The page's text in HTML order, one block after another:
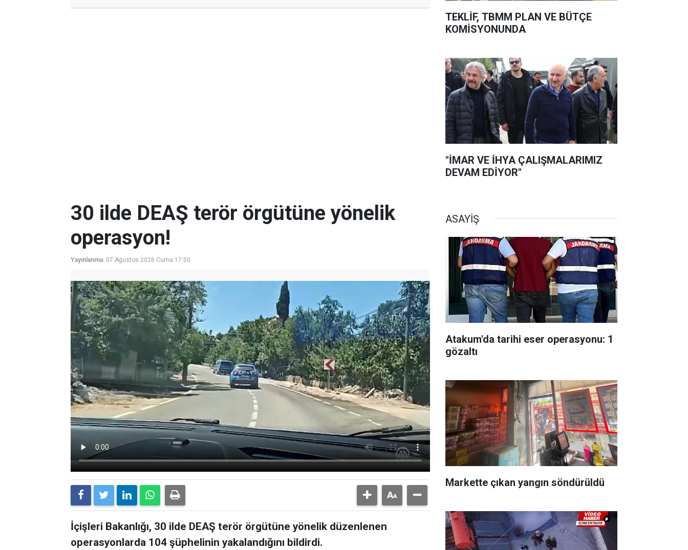
TEKLİF, TBMM PLAN VE BÜTÇE
KOMİSYONUNDA
"İMAR VE İHYA ÇALIŞMALARIMIZ
DEVAM EDİYOR"
30 ilde DEAŞ terör örgütüne yönelik
operasyon!
Yayınlanma: 07 Ağustos 2026 Cuma 17:00
İçişleri Bakanlığı, 30 ilde DEAŞ terör örgütüne yönelik düzenlenen
operasyonlarda 104 şüphelinin yakalandığını bildirdi.
ASAYİŞ
Atakum'da tarihi eser operasyonu: 1
gözaltı
Markette çıkan yangın söndürüldü